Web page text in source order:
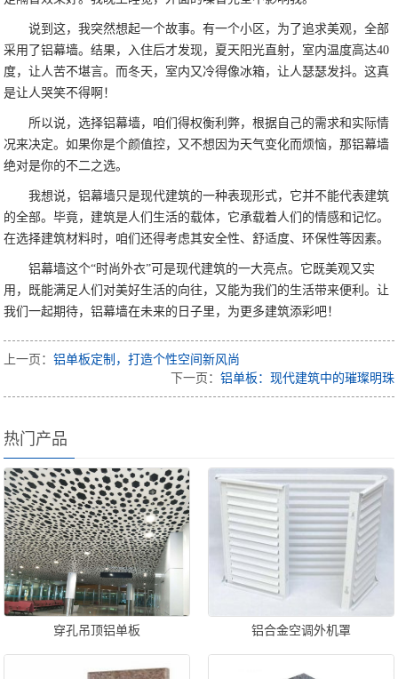
说到这，我突然想起一个故事。有一个小区，为了追求美观，全部
采用了铝幕墙。结果，入住后才发现，夏天阳光直射，室内温度高达40
度，让人苦不堪言。而冬天，室内又冷得像冰箱，让人瑟瑟发抖。这真
是让人哭笑不得啊！
所以说，选择铝幕墙，咱们得权衡利弊，根据自己的需求和实际情
况来决定。如果你是个颜值控，又不想因为天气变化而烦恼，那铝幕墙
绝对是你的不二之选。
我想说，铝幕墙只是现代建筑的一种表现形式，它并不能代表建筑
的全部。毕竟，建筑是人们生活的载体，它承载着人们的情感和记忆。
在选择建筑材料时，咱们还得考虑其安全性、舒适度、环保性等因素。
铝幕墙这个“时尚外衣”可是现代建筑的一大亮点。它既美观又实
用，既能满足人们对美好生活的向往，又能为我们的生活带来便利。让
我们一起期待，铝幕墙在未来的日子里，为更多建筑添彩吧！
上一页：铝单板定制，打造个性空间新风尚
下一页： 铝单板：现代建筑中的璀璨明珠
热门产品
穿孔吊顶铝单板 铝合金空调外机罩